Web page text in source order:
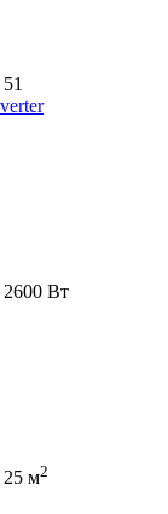
51
2600 Вт
25 м2